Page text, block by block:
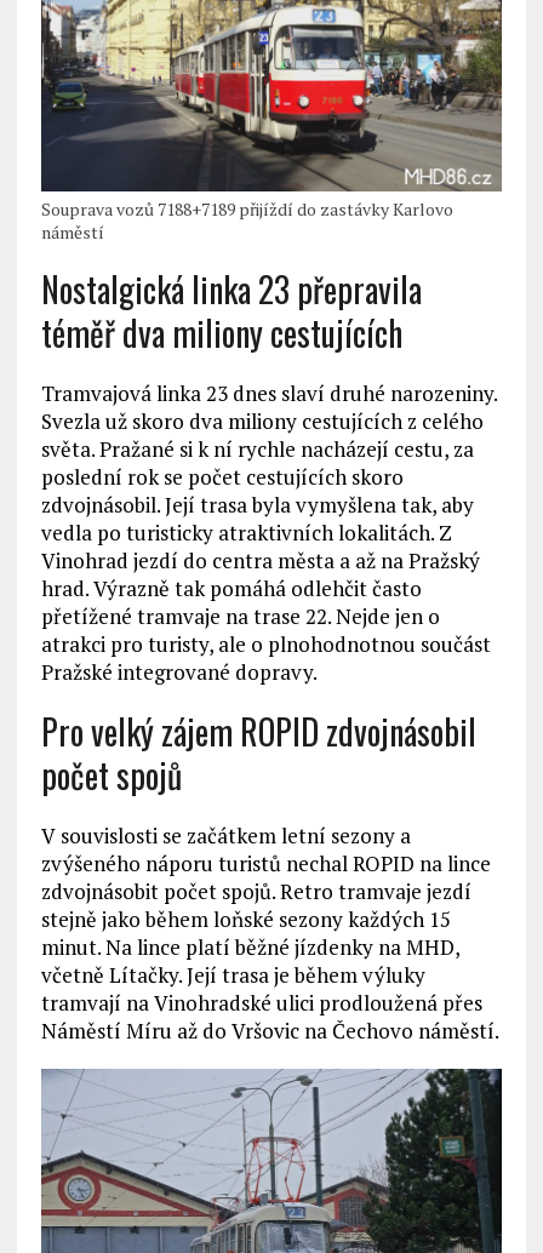
Souprava vozů 7188+7189 přijíždí do zastávky Karlovo
náměstí
Nostalgická linka 23 přepravila
téměř dva miliony cestujících
Tramvajová linka 23 dnes slaví druhé narozeniny.
Svezla už skoro dva miliony cestujících z celého
světa. Pražané si k ní rychle nacházejí cestu, za
poslední rok se počet cestujících skoro
zdvojnásobil. Její trasa byla vymyšlena tak, aby
vedla po turisticky atraktivních lokalitách. Z
Vinohrad jezdí do centra města a až na Pražský
hrad. Výrazně tak pomáhá odlehčit často
přetížené tramvaje na trase 22. Nejde jen o
atrakci pro turisty, ale o plnohodnotnou součást
Pražské integrované dopravy.
Pro velký zájem ROPID zdvojnásobil
počet spojů
V souvislosti se začátkem letní sezony a
zvýšeného náporu turistů nechal ROPID na lince
zdvojnásobit počet spojů. Retro tramvaje jezdí
stejně jako během loňské sezony každých 15
minut. Na lince platí běžné jízdenky na MHD,
včetně Lítačky. Její trasa je během výluky
tramvají na Vinohradské ulici prodloužená přes
Náměstí Míru až do Vršovic na Čechovo náměstí.